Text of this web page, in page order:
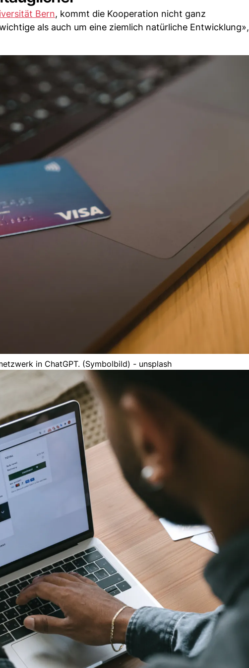
Bern, kommt die Kooperation nicht ganz
als auch um eine ziemlich natürliche Entwicklung»,
in ChatGPT. (Symbolbild) - unsplash